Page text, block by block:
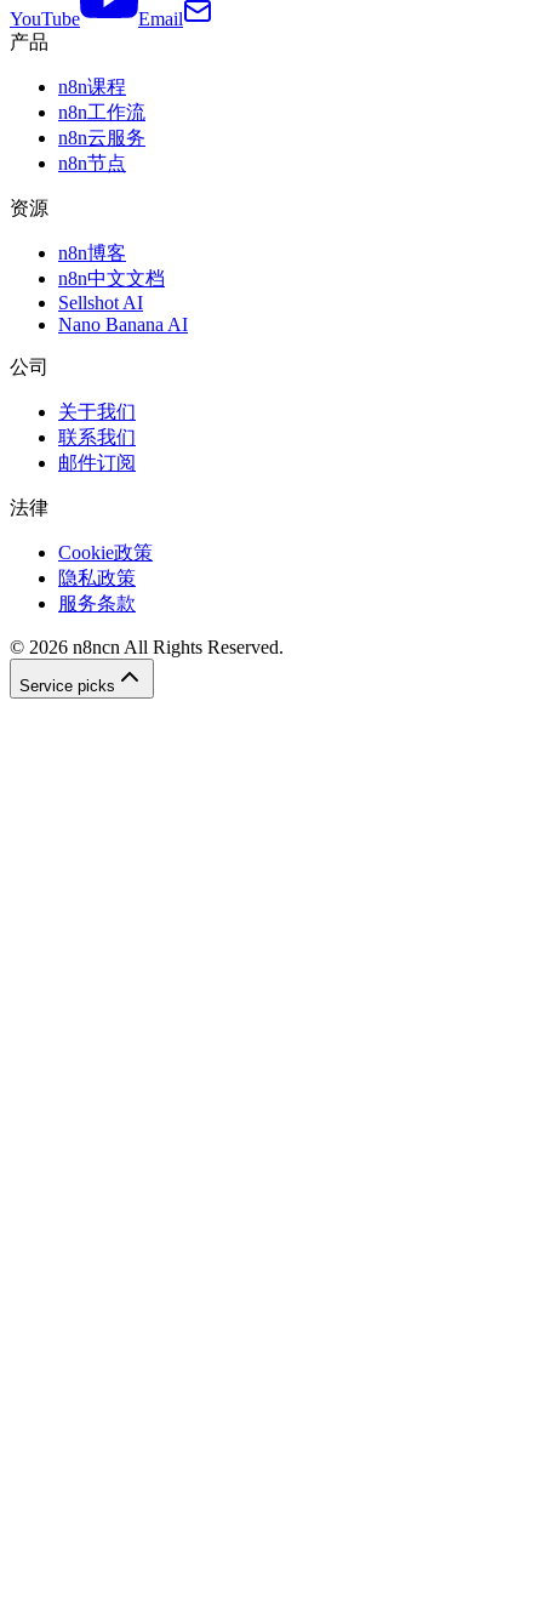
YouTube
Email
产品
n8n课程
n8n工作流
n8n云服务
n8n节点
资源
n8n博客
n8n中文文档
Sellshot AI
Nano Banana AI
公司
关于我们
联系我们
邮件订阅
法律
Cookie政策
隐私政策
服务条款
© 2026 n8ncn All Rights Reserved.
Service picks